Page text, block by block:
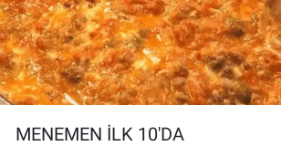
MENEMEN İLK 10'DA